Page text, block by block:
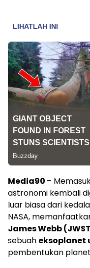
Media90 –
astronomi kembali
luar biasa dari
NASA,
James Webb
sebuah eksoplanet
pembentukan